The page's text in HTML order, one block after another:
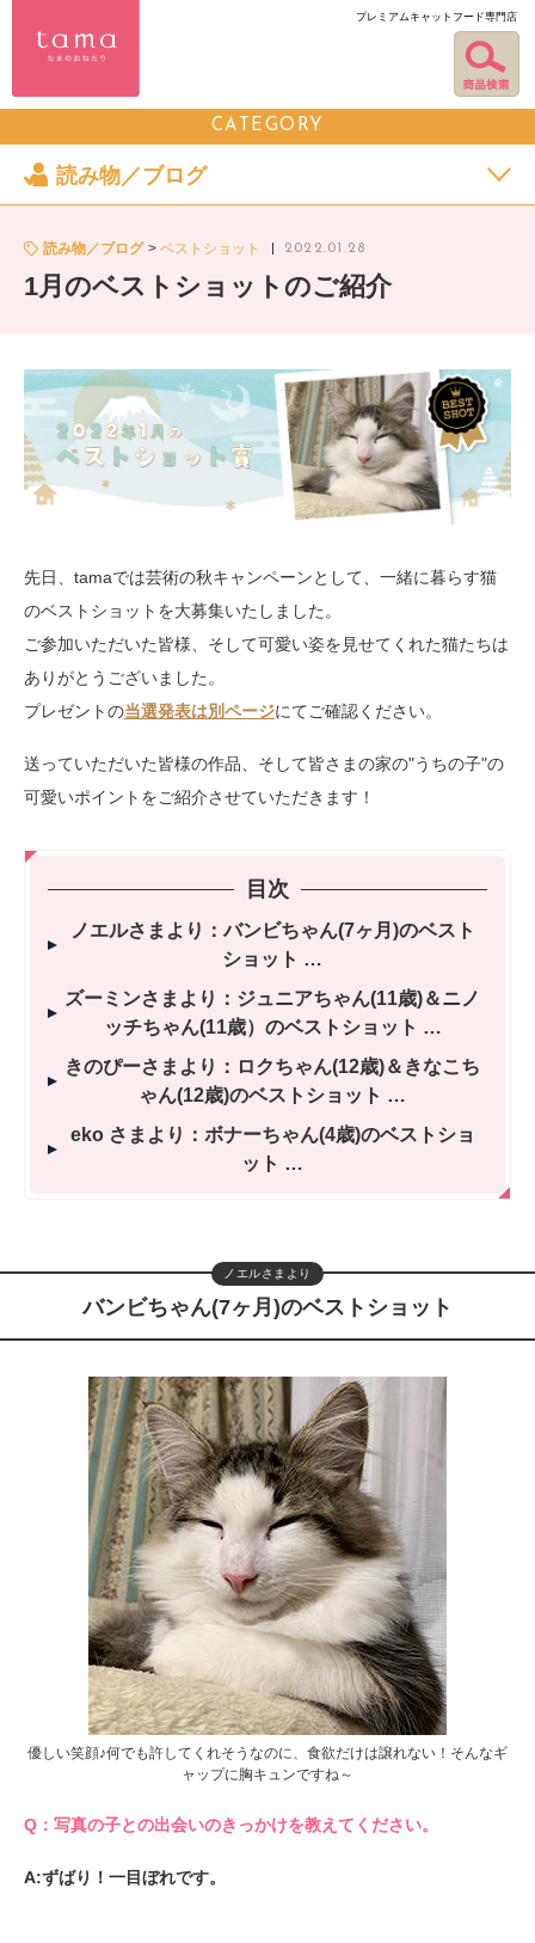
プレミアムキャットフード専門店
CATEGORY
読み物／ブログ
読み物／ブログ ベストショット 2022.01.28
1月のベストショットのご紹介
先日、tamaでは芸術の秋キャンペーンとして、一緒に暮らす猫
のベストショットを大募集いたしました。
ご参加いただいた皆様、そして可愛い姿を見せてくれた猫たちは
ありがとうございました。
プレゼントの当選発表は別ページにてご確認ください。
送っていただいた皆様の作品、そして皆さまの家の"うちの子"の
可愛いポイントをご紹介させていただきます！
目次
ノエルさまより：バンビちゃん(7ヶ月)のベスト
ショット
ズーミンさまより：ジュニアちゃん(11歳)＆ニノ
ッチちゃん(11歳）のベストショット
きのぴーさまより：ロクちゃん(12歳)＆きなこち
ゃん(12歳)のベストショット
eko さまより：ボナーちゃん(4歳)のベストショ
ット
ノエルさまより
バンビちゃん(7ヶ月)のベストショット
優しい笑顔♪何でも許してくれそうなのに、食欲だけは譲れない！そんなギ
ャップに胸キュンですね～
Q：写真の子との出会いのきっかけを教えてください。
A:ずばり！一目ぼれです。